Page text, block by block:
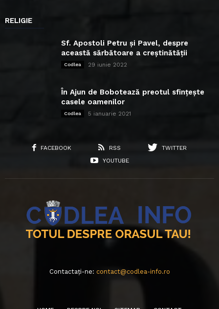
RELIGIE
Sf. Apostoli Petru și Pavel, despre
această sărbătoare a creștinătății
Codlea 29 iunie 2022
În Ajun de Bobotează preotul sfințește
casele oamenilor
Codlea 5 ianuarie 2021
FACEBOOK RSS
TWITTER
YOUTUBE
Contactați-ne: contact@codlea-info.ro